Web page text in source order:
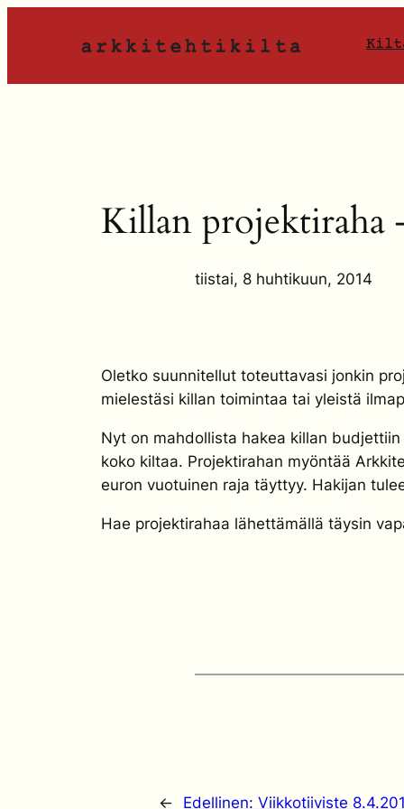
Killan projektiraha
tiistai, 8 huhtikuun, 2014
Oletko suunnitellut toteuttavasi jonkin
mielestäsi killan toimintaa tai yleistä
Nyt on mahdollista hakea killan
koko kiltaa. Projektirahan myöntää
euron vuotuinen raja täyttyy. Hakijan
Hae projektirahaa lähettämällä täysin
← Edellinen: Viikkotiiviste